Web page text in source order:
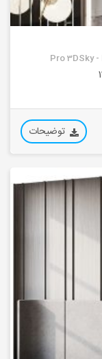
Pro 3DSky
توضیحات